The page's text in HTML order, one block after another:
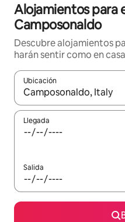
Alojamientos para
Camposonaldo
Descubre alojamientos
harán sentir como en
Ubicación
Cuando los resultados
Llegada
Salida